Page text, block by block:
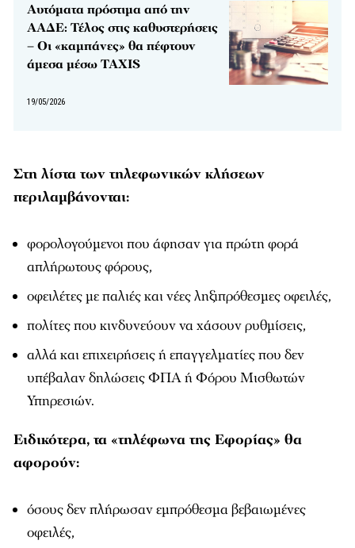
Αυτόματα πρόστιμα από την
ΑΑΔΕ: Τέλος στις καθυστερήσεις
– Οι «καμπάνες» θα πέφτουν
άμεσα μέσω TAXIS
19/05/2026
Στη λίστα των τηλεφωνικών κλήσεων
περιλαμβάνονται:
φορολογούμενοι που άφησαν για πρώτη φορά
απλήρωτους φόρους,
οφειλέτες με παλιές και νέες ληξιπρόθεσμες οφειλές,
πολίτες που κινδυνεύουν να χάσουν ρυθμίσεις,
αλλά και επιχειρήσεις ή επαγγελματίες που δεν
υπέβαλαν δηλώσεις ΦΠΑ ή Φόρου Μισθωτών
Υπηρεσιών.
Ειδικότερα, τα «τηλέφωνα της Εφορίας» θα
αφορούν:
όσους δεν πλήρωσαν εμπρόθεσμα βεβαιωμένες
οφειλές,